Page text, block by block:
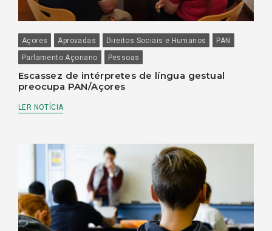
Açores Aprovadas Direitos Sociais e Humanos
PAN
Parlamento Açoriano
Pessoas
Escassez de intérpretes de língua gestual
preocupa PAN/Açores
LER NOTÍCIA